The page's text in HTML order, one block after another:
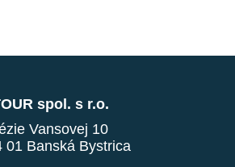
spol. s r.o.
Vansovej 10
01 Banská Bystrica